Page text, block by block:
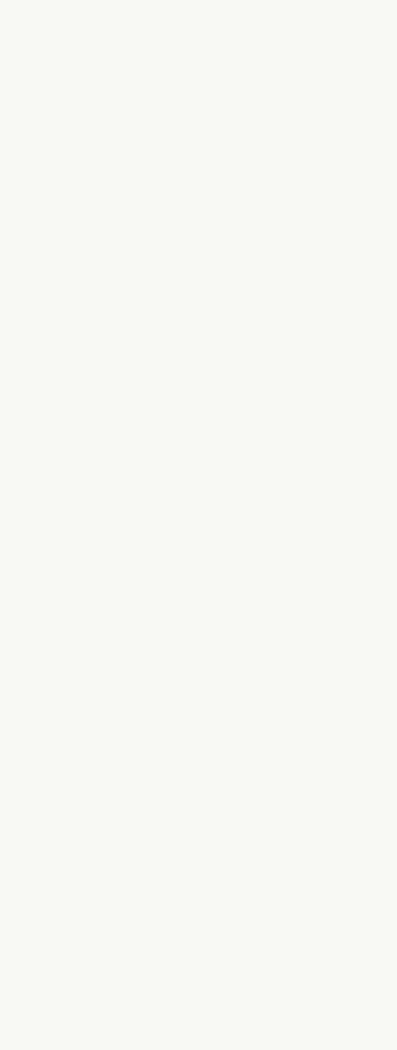
Мне одной
Сони будет сестричка или
Лазарев, он давно за Каролиной
Сама же звезда пока никак не
мы следим за обновлениями по
Александр Педан с женой и